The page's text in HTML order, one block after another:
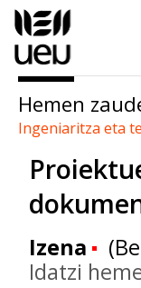
Hemen
Ingeniaritza eta
Izena
Idatzi